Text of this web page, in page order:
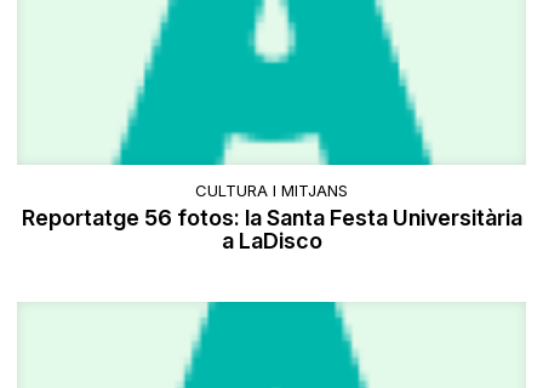
CULTURA I MITJANS
Reportatge 56 fotos: la Santa Festa Universitària
a LaDisco